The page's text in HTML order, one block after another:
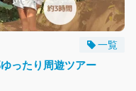
一覧
ったり周遊ツアー